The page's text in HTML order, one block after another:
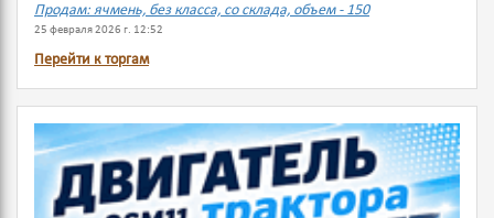
Продам: ячмень, без класса, со склада, объем - 150
25 февраля 2026 г. 12:52
Перейти к торгам